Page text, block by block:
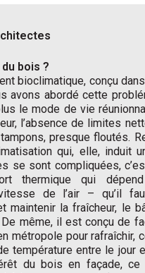
bois ?
bioclimatique, conçu
avons abordé cette
le mode de vie
l’absence de limites
presque floutés.
qui, elle, induit
se sont compliquées,
thermique qui
de l’air – qu’il
maintenir la fraîcheur, le
même, il est conçu de
métropole pour rafraîchir,
température entre le jour
du bois en façade, ce